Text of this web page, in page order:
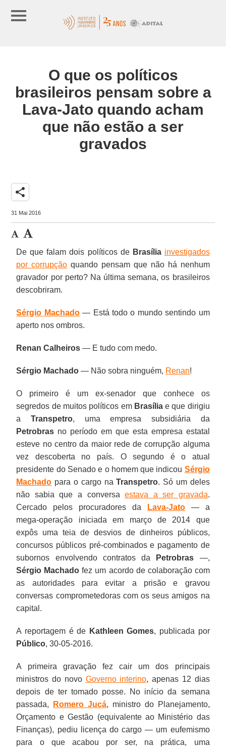
O que os políticos
brasileiros pensam sobre a
Lava-Jato quando acham
que não estão a ser
gravados
share
31 Mai 2016
De que falam dois políticos de Brasília investigados
por corrupção quando pensam que não há nenhum
gravador por perto? Na última semana, os brasileiros
descobriram.
Sérgio Machado— Está todo o mundo sentindo um
aperto nos ombros.
Renan Calheiros — E tudo com medo.
Sérgio Machado — Não sobra ninguém, Renan!
O primeiro é um ex-senador que conhece os
segredos de muitos políticos em Brasíliae que dirigiu
aTranspetro, uma empresa subsidiária da
Petrobras no período em que esta empresa estatal
esteve no centro da maior rede de corrupção alguma
vez descoberta no país. O segundo é o atual
presidente do Senado e o homem que indicou Sérgio
Machado para o cargo naTranspetro. Só um deles
não sabia que a conversaestava a ser gravada.
Cercado pelos procuradores da
Lava-Jato— a
mega-operação iniciada em março de 2014 que
expôs uma teia de desvios de dinheiros públicos,
concursos públicos pré-combinados e pagamento de
subornos envolvendo contratos da
Petrobras —,
Sérgio Machado fez um acordo de colaboração com
as autoridades para evitar a prisão e gravou
conversas comprometedoras com os seus amigos na
capital.
A reportagem é de Kathleen Gomes, publicada por
Público, 30-05-2016.
A primeira gravação fez cair um dos principais
ministros do novo Governo interino, apenas 12 dias
depois de ter tomado posse. No início da semana
passada,
Romero Jucá, ministro do Planejamento,
Orçamento e Gestão (equivalente ao Ministério das
Finanças), pediu licença do cargo — um eufemismo
para o que acabou por ser, na prática, uma